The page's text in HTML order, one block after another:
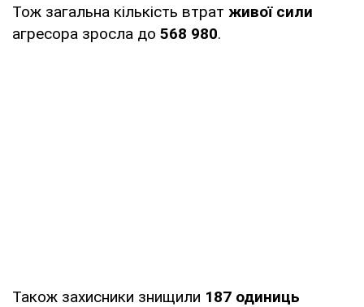
Тож загальна кількість втрат живої сили
агресора зросла до 568 980.
Також захисники знищили 187 одиниць